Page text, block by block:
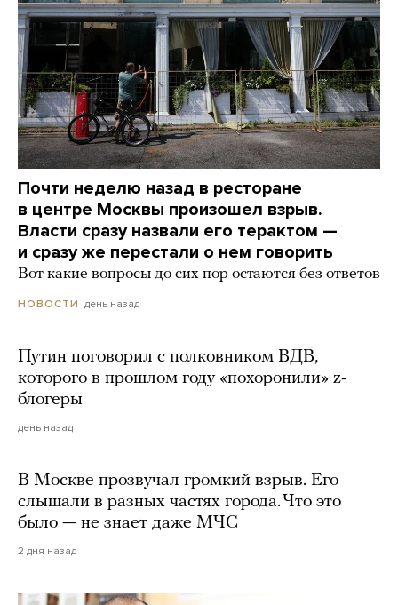
Почти неделю назад в ресторане
в центре Москвы произошел взрыв.
Власти сразу назвали его терактом —
и сразу же перестали о нем говорить
Вот какие вопросы до сих пор остаются без ответов
НОВОСТИ день назад
Путин поговорил с полковником ВДВ,
которого в прошлом году «похоронили» z-
блогеры
день назад
В Москве прозвучал громкий взрыв. Его
слышали в разных частях города. Что это
было — не знает даже МЧС
2 дня назад